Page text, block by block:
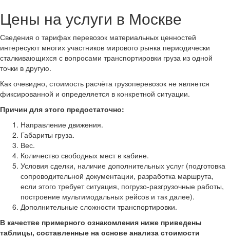
Цены на услуги в Москве
Сведения о тарифах перевозок материальных ценностей
интересуют многих участников мирового рынка периодически
сталкивающихся с вопросами транспортировки груза из одной
точки в другую.
Как очевидно, стоимость расчёта грузоперевозок не является
фиксированной и определяется в конкретной ситуации.
Причин для этого предостаточно:
Направление движения.
Габариты груза.
Вес.
Количество свободных мест в кабине.
Условия сделки, наличие дополнительных услуг (подготовка
сопроводительной документации, разработка маршрута,
если этого требует ситуация, погрузо-разгрузочные работы,
построение мультимодальных рейсов и так далее).
Дополнительные сложности транспортировки.
В качестве примерного ознакомления ниже приведены
таблицы, составленные на основе анализа стоимости